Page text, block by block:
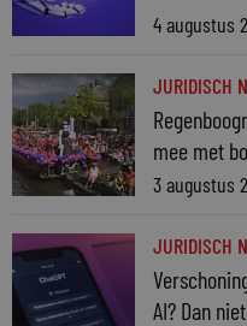
4 augustus
JURIDISCH
mee met
3 augustus
JURIDISCH
AI? Dan